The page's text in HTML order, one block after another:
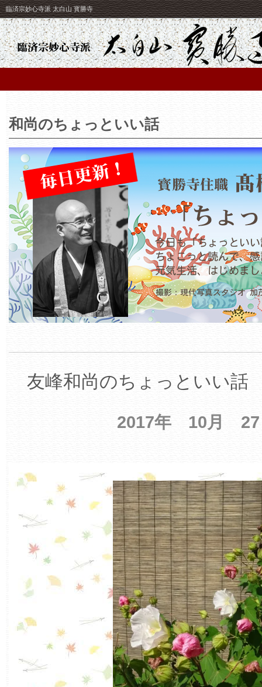
臨済宗妙心寺派 太白山 寳勝寺
和尚のちょっといい話
友峰和尚のちょっといい話
2017年 10月